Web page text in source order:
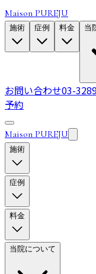
Maison PUREJU
施術 症例 料金 当
お問い合わせ03-
予約
Maison PUREJU
施術
症例
料金
当院について